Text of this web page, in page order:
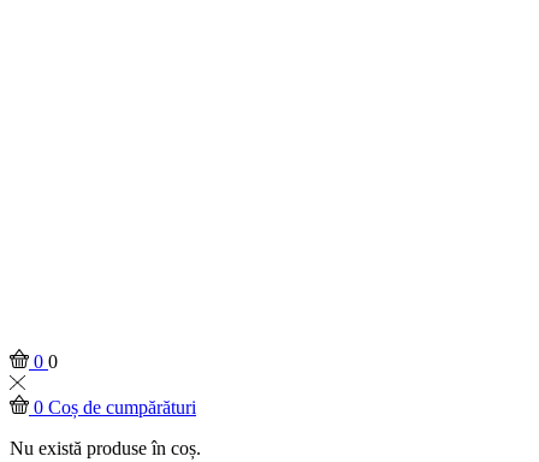
0 0
0 Coș de cumpărături
Nu există produse în coș.